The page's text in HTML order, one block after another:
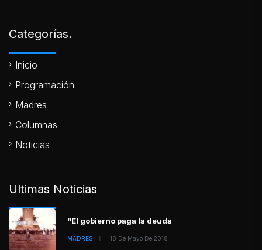
Categorías.
Inicio
Programación
Madres
Columnas
Noticias
Ultimas Noticias
“El gobierno paga la deuda
MADRES 18 De Mayo De 2018